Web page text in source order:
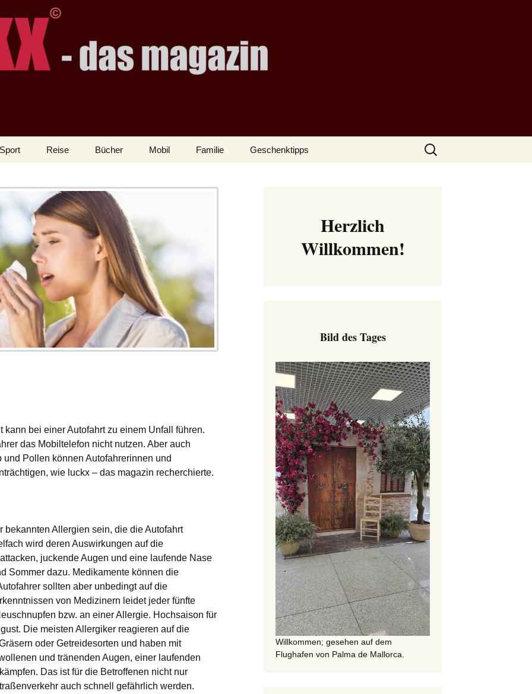
Sport Reise Bücher Mobil Familie Geschenktipps
Suchen
nach:
bei einer Autofahrt zu einem Unfall führen.
das Mobiltelefon nicht nutzen. Aber auch
Pollen können Autofahrerinnen und
wie luckx – das magazin recherchierte.
bekannten Allergien sein, die die Autofahrt
wird deren Auswirkungen auf die
juckende Augen und eine laufende Nase
Sommer dazu. Medikamente können die
sollten aber unbedingt auf die
von Medizinern leidet jeder fünfte
bzw. an einer Allergie. Hochsaison für
Die meisten Allergiker reagieren auf die
oder Getreidesorten und haben mit
und tränenden Augen, einer laufenden
Das ist für die Betroffenen nicht nur
auch schnell gefährlich werden.
Herzlich
Willkommen!
Bild des Tages
Willkommen; gesehen auf dem
Flughafen von Palma de Mallorca.